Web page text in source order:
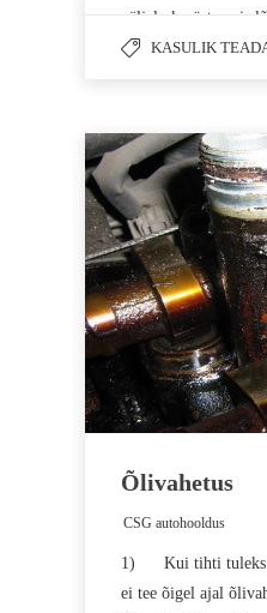
väljalaskesüsteemis
põletamine. Katkine
KASULIK
Õlivahetus
CSG autohooldus
1) Kui tihti tuleks
ei tee õigel ajal